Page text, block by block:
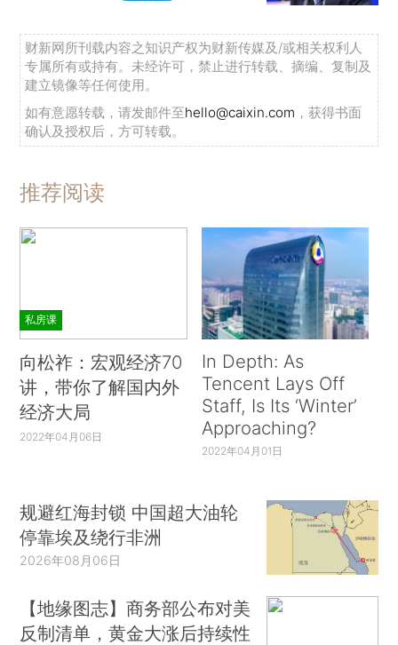
财新网所刊载内容之知识产权为财新传媒及/或相关权利人
专属所有或持有。未经许可，禁止进行转载、摘编、复制及
建立镜像等任何使用。
如有意愿转载，请发邮件至hello@caixin.com ，获得书面
确认及授权后，方可转载。
推荐阅读
私房课
向松祚：宏观经济70
讲，带你了解国内外
经济大局
2022年04月06日
In Depth: As
Tencent Lays Off
Staff, Is Its ‘Winter’
Approaching?
2022年04月01日
规避红海封锁 中国超大油轮
停靠埃及绕行非洲
2026年08月06日
【地缘图志】商务部公布对美
反制清单，黄金大涨后持续性